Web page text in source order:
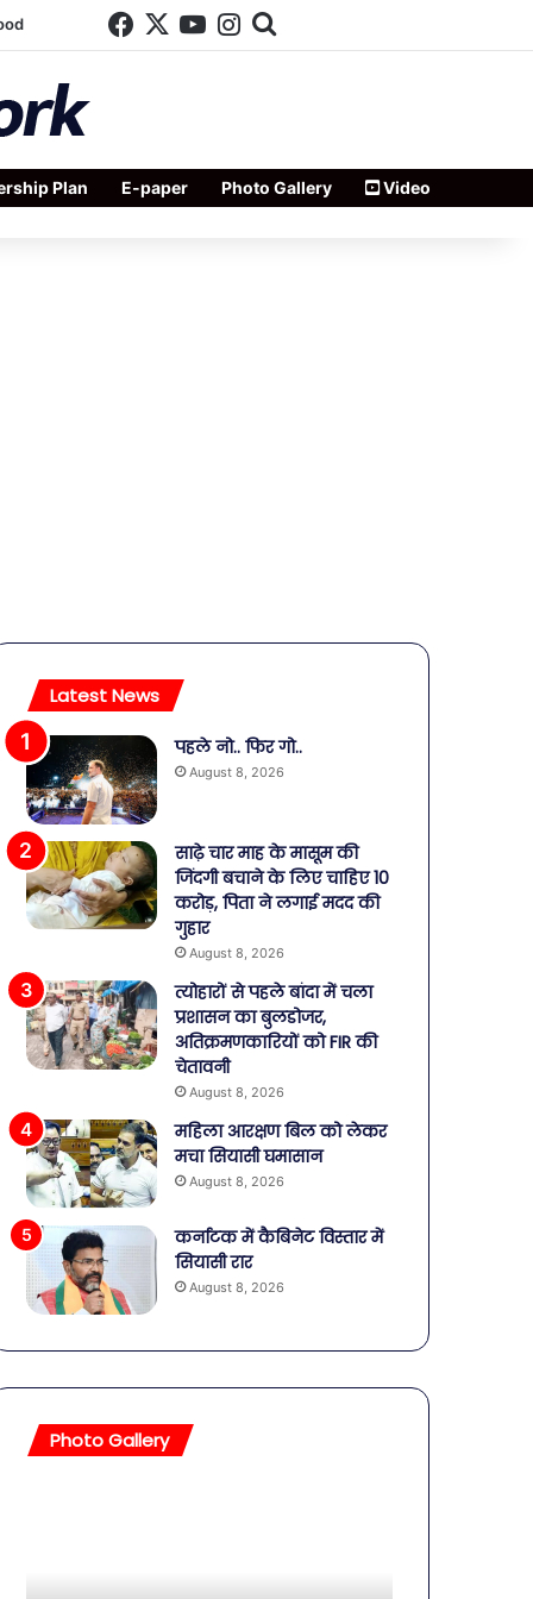
Facebook
X YouTube
Instagram
Plan E-paper Photo Gallery Video
Latest News
पहले नो.. फिर गो..
August 8, 2026
साढ़े चार माह के मासूम की
जिंदगी बचाने के लिए चाहिए 10
करोड़, पिता ने लगाई मदद की
गुहार
August 8, 2026
त्योहारों से पहले बांदा में चला
प्रशासन का बुलडोजर,
अतिक्रमणकारियों को FIR की
चेतावनी
August 8, 2026
महिला आरक्षण बिल को लेकर
मचा सियासी घमासान
August 8, 2026
कर्नाटक में कैबिनेट विस्तार में
सियासी रार
August 8, 2026
Photo Gallery